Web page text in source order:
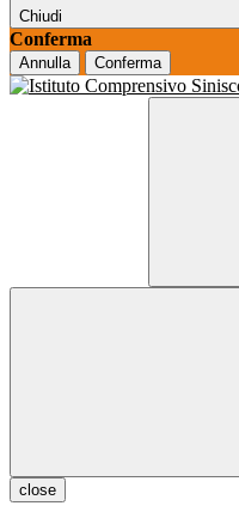
Chiudi
Conferma
Annulla Conferma
close